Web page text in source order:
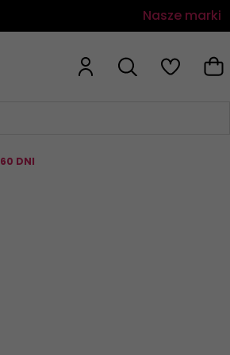
Nasze marki
60 DNI